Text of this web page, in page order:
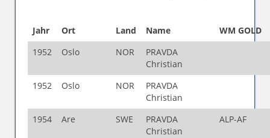
Jahr Ort Land Name
WM GOLD
1952
Oslo NOR
PRAVDA
Christian
1952
Oslo NOR
PRAVDA
Christian
1954
Are SWE
PRAVDA
Christian
ALP-AF